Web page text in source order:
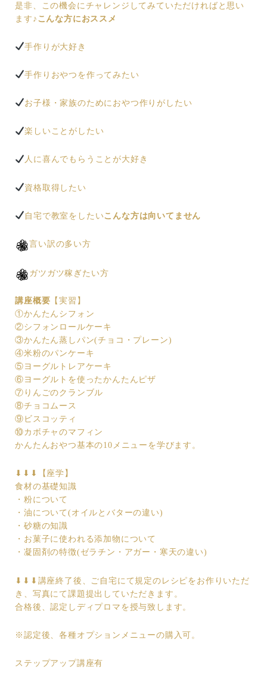
是非、この機会にチャレンジしてみていただければと思い
ます♪ こんな方におススメ
手作りが大好き
手作りおやつを作ってみたい
お子様・家族のためにおやつ作りがしたい
楽しいことがしたい
人に喜んでもらうことが大好き
資格取得したい
自宅で教室をしたいこんな方は向いてません
言い訳の多い方
ガツガツ稼ぎたい方
講座概要 【実習】
①かんたんシフォン
②シフォンロールケーキ
③かんたん蒸しパン(チョコ・プレーン)
④米粉のパンケーキ
⑤ヨーグルトレアケーキ
⑥ヨーグルトを使ったかんたんピザ
⑦りんごのクランブル
⑧チョコムース
⑨ビスコッティ
⑩カボチャのマフィン
かんたんおやつ基本の10メニューを学びます。
⬇︎⬇︎⬇︎【座学】
食材の基礎知識
・粉について
・油について(オイルとバターの違い)
・砂糖の知識
・お菓子に使われる添加物について
・凝固剤の特徴(ゼラチン・アガー・寒天の違い)
⬇︎⬇︎⬇︎講座終了後、ご自宅にて規定のレシピをお作りいただ
き、写真にて課題提出していただきます。
合格後、認定しディプロマを授与致します。
※認定後、各種オプションメニューの購入可。
ステップアップ講座有